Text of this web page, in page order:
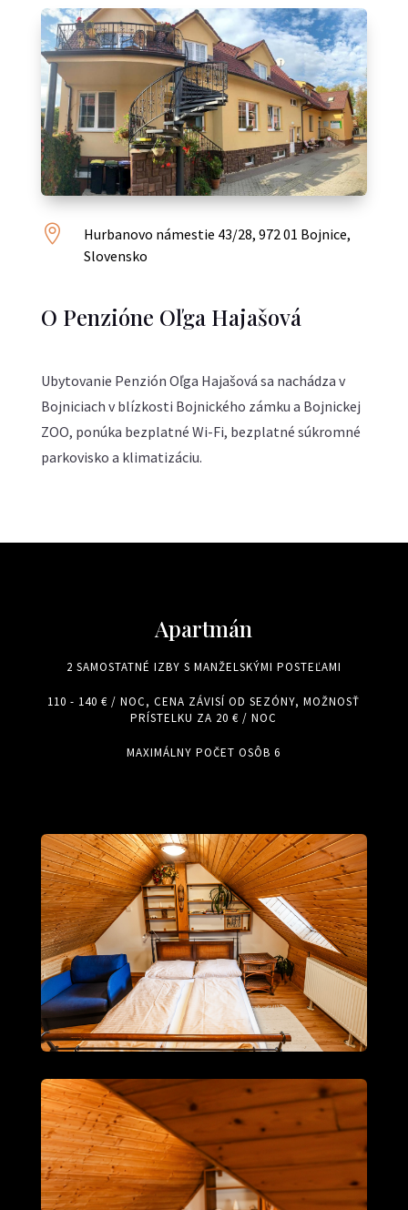

Hurbanovo námestie 43/28, 972 01 Bojnice,
Slovensko
O Penzióne Oľga Hajašová
Ubytovanie Penzión Oľga Hajašová sa nachádza v
Bojniciach v blízkosti Bojnického zámku a Bojnickej
ZOO, ponúka bezplatné Wi-Fi, bezplatné súkromné
parkovisko a klimatizáciu.
Apartmán
2 SAMOSTATNÉ IZBY S MANŽELSKÝMI POSTEĽAMI
110 - 140 € / NOC, CENA ZÁVISÍ OD SEZÓNY, MOŽNOSŤ
PRÍSTELKU ZA 20 € / NOC
MAXIMÁLNY POČET OSÔB 6